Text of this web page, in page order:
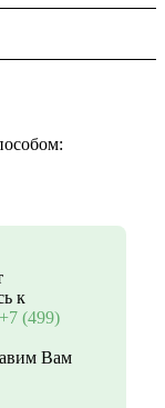
к
+7 (499)
Вам